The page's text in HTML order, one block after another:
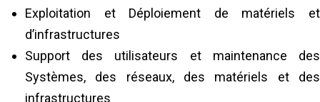
Exploitation et Déploiement de matériels et
d’infrastructures
Support des utilisateurs et maintenance des
Systèmes, des réseaux, des matériels et des
infrastructures